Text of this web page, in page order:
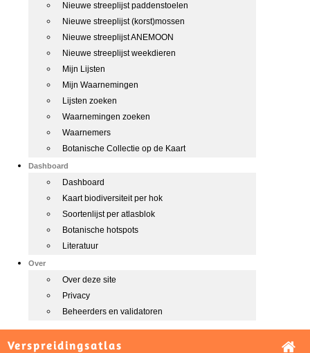
Nieuwe streeplijst paddenstoelen
Nieuwe streeplijst (korst)mossen
Nieuwe streeplijst ANEMOON
Nieuwe streeplijst weekdieren
Mijn Lijsten
Mijn Waarnemingen
Lijsten zoeken
Waarnemingen zoeken
Waarnemers
Botanische Collectie op de Kaart
Dashboard
Dashboard
Kaart biodiversiteit per hok
Soortenlijst per atlasblok
Botanische hotspots
Literatuur
Over
Over deze site
Privacy
Beheerders en validatoren
Verspreidingsatlas